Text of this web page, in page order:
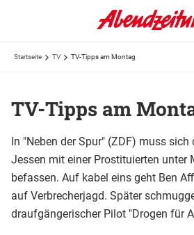
Startseite TV TV-Tipps am Montag
TV-Tipps am
In "Neben der Spur" (ZDF) muss
Jessen mit einer Prostituierten unter
befassen. Auf kabel eins geht Ben
auf Verbrecherjagd. Später
draufgängerischer Pilot "Drogen für